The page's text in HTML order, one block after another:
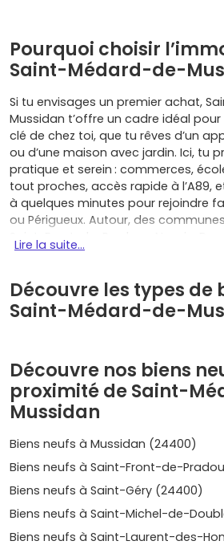
Pourquoi choisir
Saint-Médard-de-
Si tu envisages un premier achat,
Mussidan t’offre un cadre idéal
clé de chez toi, que tu rêves d’un
ou d’une maison avec jardin. Ici, tu
pratique et serein : commerces,
tout proches, accès rapide à l’A89,
à quelques minutes pour rejoindre
ou Périgueux. Autour, des
Saint-Front-de-Pradoux, Neuvic,
Montpon-Ménestérol, Le Pizou,
élargissent tes possibilités, tout en
km. Choisir unprogramme neuf à
Mussidan , c’est d’abord acheter
garantie décennale, la garantie
après‑livraison. Côté confort et
récentes (type RE2020) te
performance énergétique
soignée et des charges mieux
appartement, tu gagnes en praticité
stationnement, balcon ou terrasse,
étudiés, proximité immédiate des
maison, tu profites d’un jardin, d’une
plan de plain-pied si tu le souhaites,
Lire la suite...
Découvre les types de
Saint-Médard-de-
Découvre nos biens
proximité de Saint-
Mussidan
Biens neufs à Mussidan (24400)
Biens neufs à Saint-Front-de-
Biens neufs à Saint-Géry (24400)
Biens neufs à Saint-Michel-de-
Biens neufs à Saint-Laurent-des-